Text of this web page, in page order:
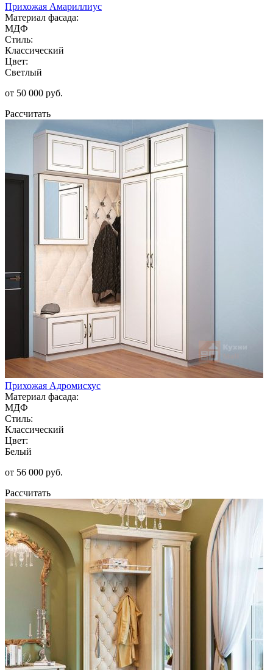
Прихожая Амариллиус
Материал фасада:
МДФ
Стиль:
Классический
Цвет:
Светлый
от 50 000 руб.
Рассчитать
Прихожая Адромисхус
Материал фасада:
МДФ
Стиль:
Классический
Цвет:
Белый
от 56 000 руб.
Рассчитать